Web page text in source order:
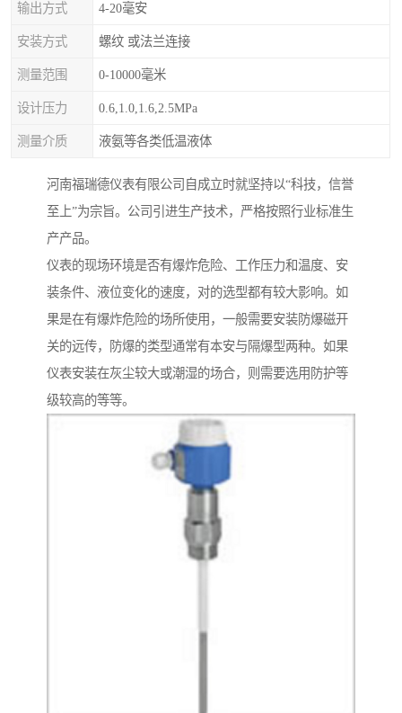
输出方式 4-20毫安
安装方式 螺纹 或法兰连接
测量范围 0-10000毫米
设计压力 0.6,1.0,1.6,2.5MPa
测量介质 液氨等各类低温液体
河南福瑞德仪表有限公司自成立时就坚持以“科技，信誉
至上”为宗旨。公司引进生产技术，严格按照行业标准生
产产品。
仪表的现场环境是否有爆炸危险、工作压力和温度、安
装条件、液位变化的速度，对的选型都有较大影响。如
果是在有爆炸危险的场所使用，一般需要安装防爆磁开
关的远传，防爆的类型通常有本安与隔爆型两种。如果
仪表安装在灰尘较大或潮湿的场合，则需要选用防护等
级较高的等等。